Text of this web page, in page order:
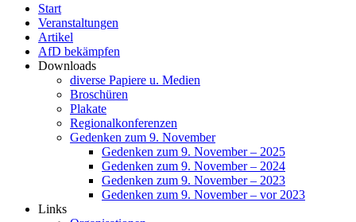
Start
Veranstaltungen
Artikel
AfD bekämpfen
Downloads
diverse Papiere u. Medien
Broschüren
Plakate
Regionalkonferenzen
Gedenken zum 9. November
Gedenken zum 9. November – 2025
Gedenken zum 9. November – 2024
Gedenken zum 9. November – 2023
Gedenken zum 9. November – vor 2023
Links